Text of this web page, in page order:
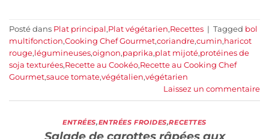
Posté dans Plat principal ,Plat végétarien,Recettes | Tagged bol
multifonction,Cooking Chef Gourmet,coriandre,cumin,haricot
rouge,légumineuses,oignon,paprika,plat mijoté,protéines de
soja texturées,Recette au Cookéo,Recette au Cooking Chef
Gourmet,sauce tomate,végétalien,végétarien
Laissez un commentaire
ENTRÉES,ENTRÉES FROIDES,RECETTES